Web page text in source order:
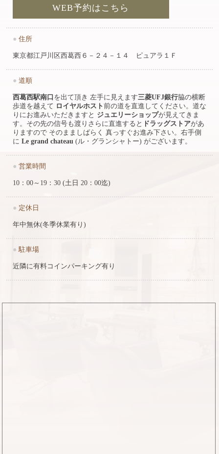
WEB予約はこちら
● 住所
東京都江戸川区西葛西６－２４－１４ ピュアラ１Ｆ
● 道順
西葛西駅南口 を出て頂き 左手に見えます三菱UFJ銀行脇の横断
歩道を越えて ロイヤルホスト前の道を直進してください。道な
りにお進みいただきますと ジュエリーショップが見えてきま
す。その先の信号も渡りさらに直進すると ドラッグストアがあ
りますので そのまましばらく 真っすぐお進み下さい。右手側
に Le grand chateau (ル・グランシャトー) がございます。
● 営業時間
10：00～19：30 (土日 20：00迄)
● 定休日
年中無休(冬季休業有り)
● 駐車場
近隣に有料コインパーキング有り